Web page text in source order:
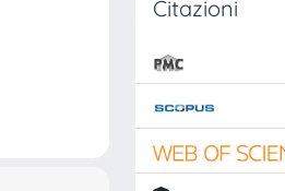
Citazioni